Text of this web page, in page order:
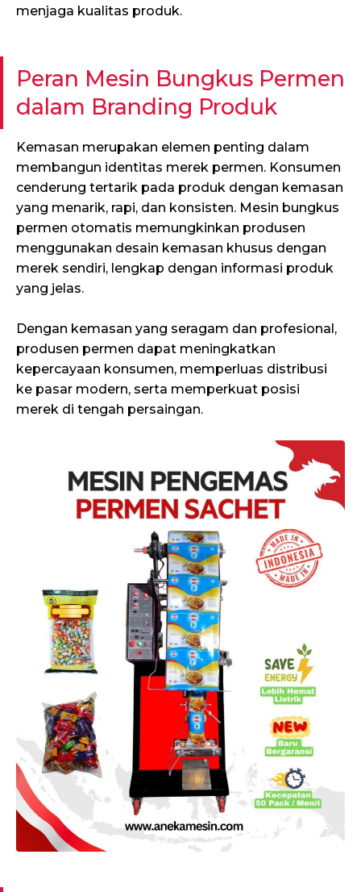
menjaga kualitas produk.
Peran Mesin Bungkus Permen
dalam Branding Produk
Kemasan merupakan elemen penting dalam
membangun identitas merek permen. Konsumen
cenderung tertarik pada produk dengan kemasan
yang menarik, rapi, dan konsisten. Mesin bungkus
permen otomatis memungkinkan produsen
menggunakan desain kemasan khusus dengan
merek sendiri, lengkap dengan informasi produk
yang jelas.
Dengan kemasan yang seragam dan profesional,
produsen permen dapat meningkatkan
kepercayaan konsumen, memperluas distribusi
ke pasar modern, serta memperkuat posisi
merek di tengah persaingan.